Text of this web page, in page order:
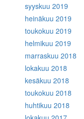
syyskuu 2019
heinäkuu 2019
toukokuu 2019
helmikuu 2019
marraskuu 2018
lokakuu 2018
kesäkuu 2018
toukokuu 2018
huhtikuu 2018